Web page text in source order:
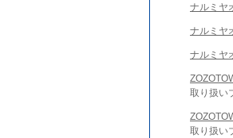
ナルミヤ
ナルミヤ
ナルミヤ
取り扱い
取り扱い